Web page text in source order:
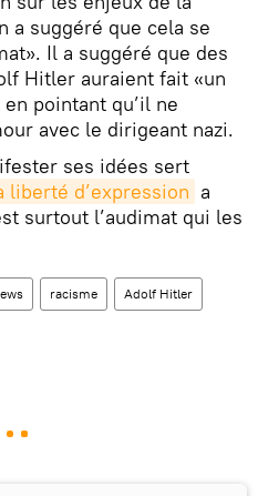
a suggéré que cela se
Il a suggéré que des
Hitler auraient fait «un
pointant qu’il ne
avec le dirigeant nazi.
ses idées sert
liberté d’expression a
surtout l’audimat qui les
racisme Adolf Hitler